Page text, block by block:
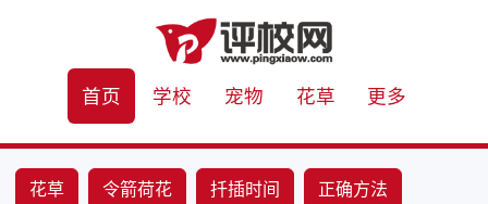
首页 学校 宠物 花草 更多
花草 令箭荷花 扦插时间 正确方法